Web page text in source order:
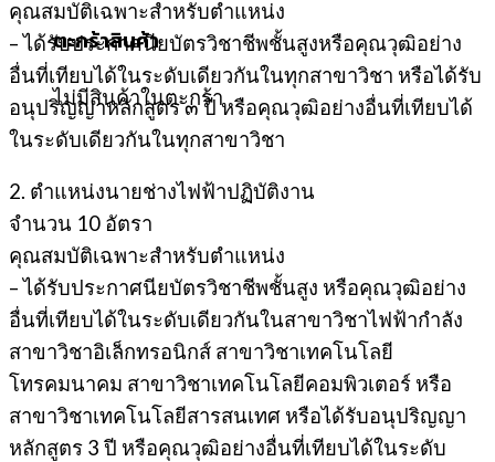
ตะกร้าสินค้า
ไม่มีสินค้าในตะกร้า
คุณสมบัติเฉพาะสำหรับตำแหน่ง
– ได้รับประกาศนียบัตรวิชาชีพชั้นสูงหรือคุณวุฒิอย่าง
อื่นที่เทียบได้ในระดับเดียวกันในทุกสาขาวิชา หรือได้รับ
อนุปริญญาหลักสูตร ๓ ปี หรือคุณวุฒิอย่างอื่นที่เทียบได้
ในระดับเดียวกันในทุกสาขาวิชา
2. ตำแหน่งนายช่างไฟฟ้าปฏิบัติงาน
จำนวน 10 อัตรา
คุณสมบัติเฉพาะสำหรับตำแหน่ง
– ได้รับประกาศนียบัตรวิชาชีพชั้นสูง หรือคุณวุฒิอย่าง
อื่นที่เทียบได้ในระดับเดียวกันในสาขาวิชาไฟฟ้ากำลัง
สาขาวิชาอิเล็กทรอนิกส์ สาขาวิชาเทคโนโลยี
โทรคมนาคม สาขาวิชาเทคโนโลยีคอมพิวเตอร์ หรือ
สาขาวิชาเทคโนโลยีสารสนเทศ หรือได้รับอนุปริญญา
หลักสูตร 3 ปี หรือคุณวุฒิอย่างอื่นที่เทียบได้ในระดับ